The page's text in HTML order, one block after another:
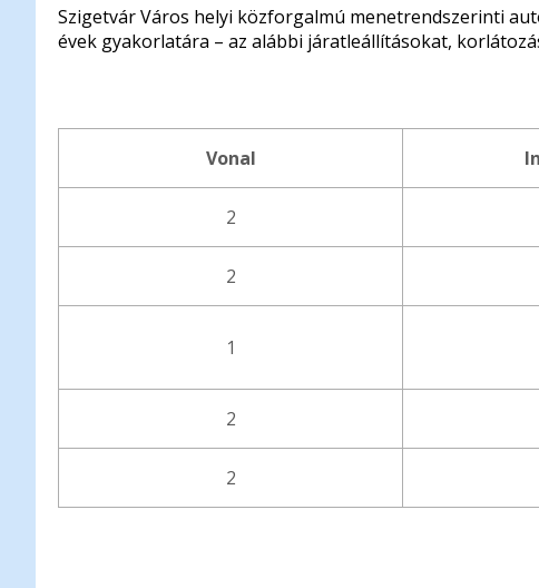
Szigetvár Város helyi közforgalmú menetrendszerinti
évek gyakorlatára – az alábbi járatleállításokat,
Vonal
2
2
1
2
2